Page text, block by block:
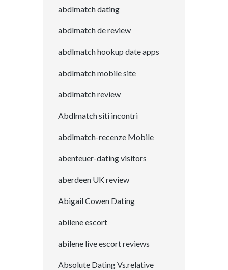
abdlmatch dating
abdlmatch de review
abdlmatch hookup date apps
abdlmatch mobile site
abdlmatch review
Abdlmatch siti incontri
abdlmatch-recenze Mobile
abenteuer-dating visitors
aberdeen UK review
Abigail Cowen Dating
abilene escort
abilene live escort reviews
Absolute Dating Vs.relative